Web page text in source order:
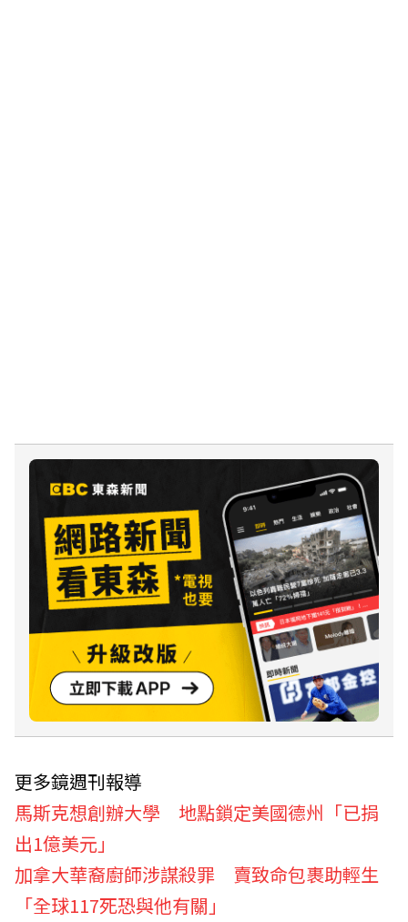
更多鏡週刊報導
馬斯克想創辦大學 地點鎖定美國德州「已捐
出1億美元」
加拿大華裔廚師涉謀殺罪 賣致命包裹助輕生
「全球117死恐與他有關」